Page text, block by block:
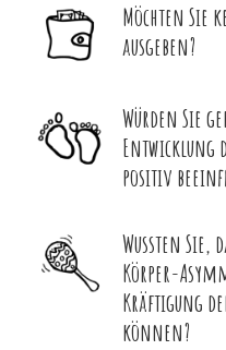
Möchten Sie
ausgeben?
Würden Sie
Entwicklung
positiv
Wussten Sie,
Körper-
Kräftigung
können?